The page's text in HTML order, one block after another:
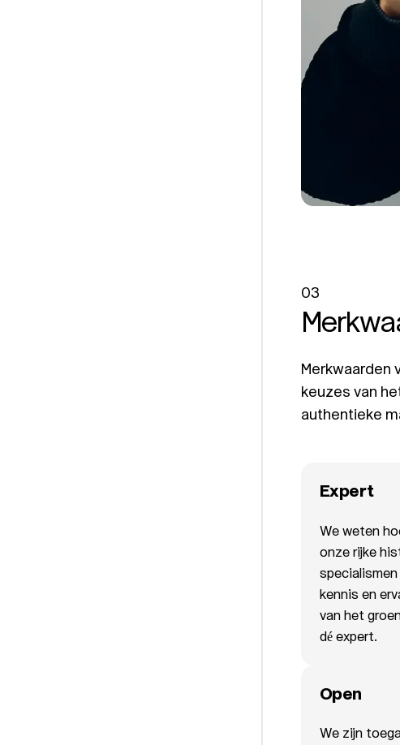
03
Merkwaarden
keuzes van
authentieke
Expert
We weten
onze rijke
kennis en
van het
dé expert.
Open
We zijn